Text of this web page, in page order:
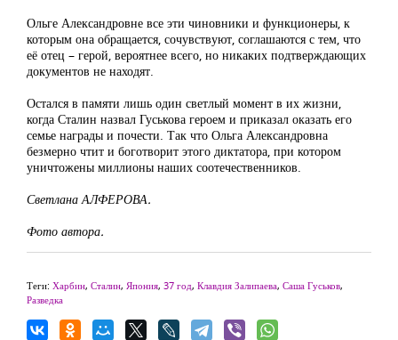
Ольге Александровне все эти чиновники и функционеры, к
которым она обращается, сочувствуют, соглашаются с тем, что
её отец – герой, вероятнее всего, но никаких подтверждающих
документов не находят.
Остался в памяти лишь один светлый момент в их жизни,
когда Сталин назвал Гуськова героем и приказал оказать его
семье награды и почести. Так что Ольга Александровна
безмерно чтит и боготворит этого диктатора, при котором
уничтожены миллионы наших соотечественников.
Светлана АЛФЕРОВА.
Фото автора.
Теги: Харбин, Сталин, Япония, 37 год, Клавдия Залипаева, Саша Гуськов,
Разведка